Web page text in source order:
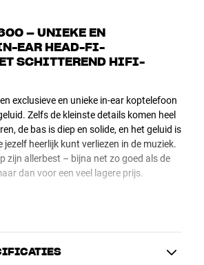
– UNIEKE EN
EAR HEAD-FI-
SCHITTEREND HIFI-
exclusieve en unieke in-ear koptelefoon
Zelfs de kleinste details komen heel
de bas is diep en solide, en het geluid is
heerlijk kunt verliezen in de muziek.
zijn allerbest – bijna net zo goed als de
dan voor een veel lagere prijs.
topmodel is de behuizing van de IE
een behuizing die drie keer harder is dan
handmatig gecontroleerd